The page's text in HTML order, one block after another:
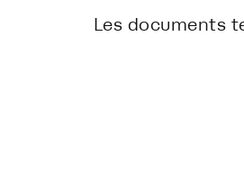
Les documents